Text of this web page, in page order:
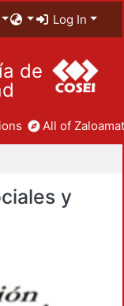
Log In
de
All of
y